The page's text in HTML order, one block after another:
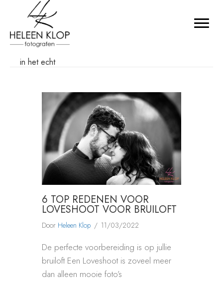
in het echt
6 TOP REDENEN VOOR
LOVESHOOT VOOR BRUILOFT
Door Heleen Klop / 11/03/2022
De perfecte voorbereiding is op jullie
bruiloft Een Loveshoot is zoveel meer
dan alleen mooie foto’s